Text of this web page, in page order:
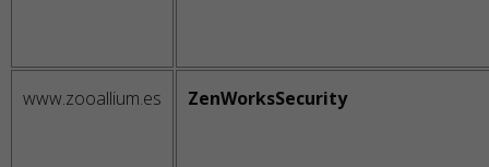
www.zooallium.es ZenWorksSecurity